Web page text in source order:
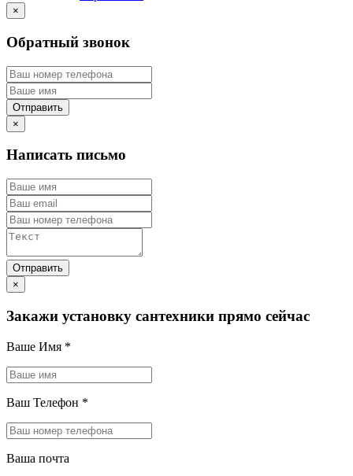
×
Обратный звонок
×
Написать письмо
×
Закажи установку сантехники прямо сейчас
Ваше Имя *
Ваш Телефон *
Ваша почта